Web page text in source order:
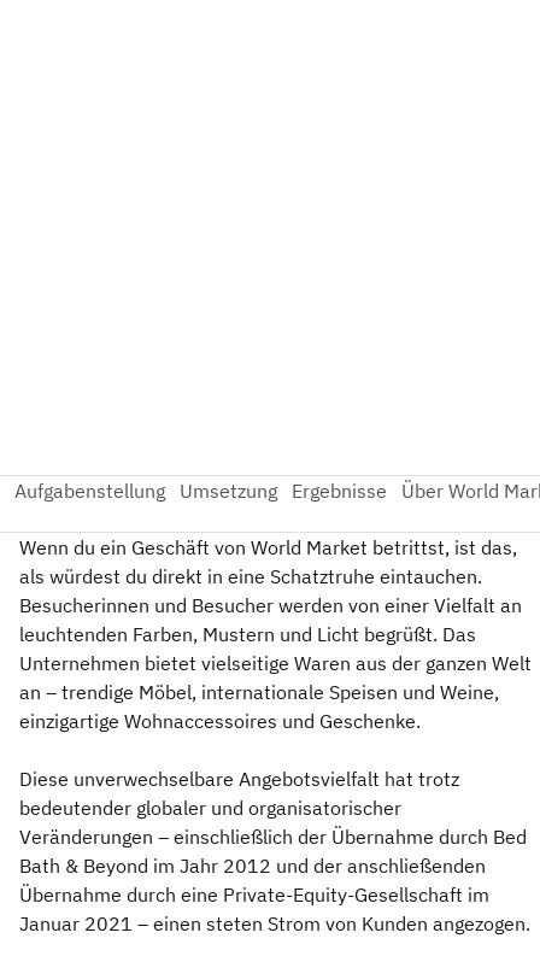
Wenn du ein Geschäft von World Market betrittst, ist das,
als würdest du direkt in eine Schatztruhe eintauchen.
Besucherinnen und Besucher werden von einer Vielfalt an
leuchtenden Farben, Mustern und Licht begrüßt. Das
Unternehmen bietet vielseitige Waren aus der ganzen Welt
an – trendige Möbel, internationale Speisen und Weine,
einzigartige Wohnaccessoires und Geschenke.
Diese unverwechselbare Angebotsvielfalt hat trotz
bedeutender globaler und organisatorischer
Veränderungen – einschließlich der Übernahme durch Bed
Bath & Beyond im Jahr 2012 und der anschließenden
Übernahme durch eine Private-Equity-Gesellschaft im
Januar 2021 – einen steten Strom von Kunden angezogen.